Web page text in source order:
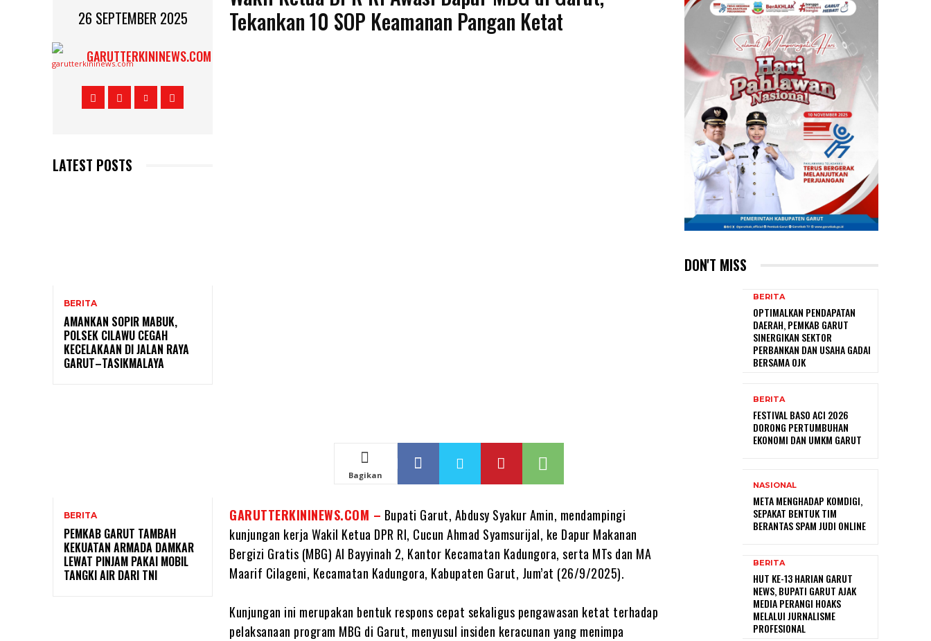
26 SEPTEMBER 2025
GARUTTERKININEWS.COM
LATEST POSTS
BERITA
AMANKAN SOPIR MABUK,
POLSEK CILAWU CEGAH
KECELAKAAN DI JALAN RAYA
GARUT–TASIKMALAYA
BERITA
PEMKAB GARUT TAMBAH
KEKUATAN ARMADA DAMKAR
LEWAT PINJAM PAKAI MOBIL
TANGKI AIR DARI TNI
Tekankan 10 SOP Keamanan Pangan Ketat
Bagikan
GARUTTERKININEWS.COM – Bupati Garut, Abdusy Syakur Amin, mendampingi
kunjungan kerja Wakil Ketua DPR RI, Cucun Ahmad Syamsurijal, ke Dapur Makanan
Bergizi Gratis (MBG) Al Bayyinah 2, Kantor Kecamatan Kadungora, serta MTs dan MA
Maarif Cilageni, Kecamatan Kadungora, Kabupaten Garut, Jum’at (26/9/2025).
‎Kunjungan ini merupakan bentuk respons cepat sekaligus pengawasan ketat terhadap
pelaksanaan program MBG di Garut, menyusul insiden keracunan yang menimpa
DON'T MISS
BERITA
OPTIMALKAN PENDAPATAN
DAERAH, PEMKAB GARUT
SINERGIKAN SEKTOR
PERBANKAN DAN USAHA GADAI
BERSAMA OJK
BERITA
FESTIVAL BASO ACI 2026
DORONG PERTUMBUHAN
EKONOMI DAN UMKM GARUT
NASIONAL
META MENGHADAP KOMDIGI,
SEPAKAT BENTUK TIM
BERANTAS SPAM JUDI ONLINE
BERITA
HUT KE-13 HARIAN GARUT
NEWS, BUPATI GARUT AJAK
MEDIA PERANGI HOAKS
MELALUI JURNALISME
PROFESIONAL